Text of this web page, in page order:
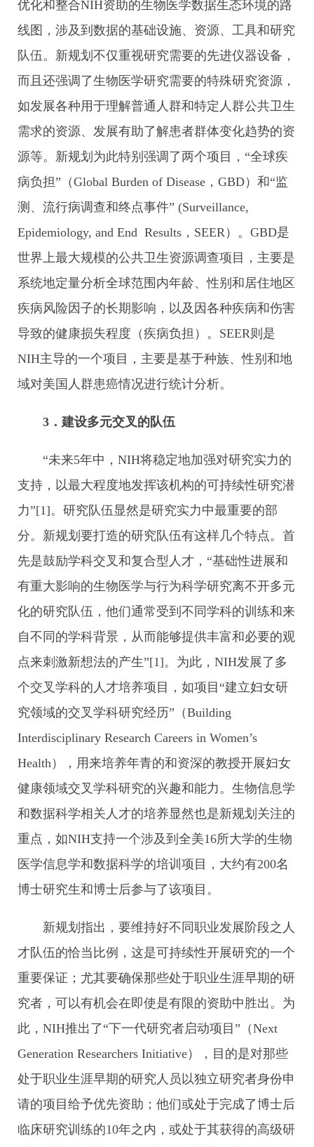
优化和整合NIH资助的生物医学数据生态环境的路
线图，涉及到数据的基础设施、资源、工具和研究
队伍。新规划不仅重视研究需要的先进仪器设备，
而且还强调了生物医学研究需要的特殊研究资源，
如发展各种用于理解普通人群和特定人群公共卫生
需求的资源、发展有助了解患者群体变化趋势的资
源等。新规划为此特别强调了两个项目，“全球疾
病负担”（Global Burden of Disease，GBD）和“监
测、流行病调查和终点事件” (Surveillance,
Epidemiology, and End Results，SEER）。GBD是
世界上最大规模的公共卫生资源调查项目，主要是
系统地定量分析全球范围内年龄、性别和居住地区
疾病风险因子的长期影响，以及因各种疾病和伤害
导致的健康损失程度（疾病负担）。SEER则是
NIH主导的一个项目，主要是基于种族、性别和地
域对美国人群患癌情况进行统计分析。
3．建设多元交叉的队伍
“未来5年中，NIH将稳定地加强对研究实力的
支持，以最大程度地发挥该机构的可持续性研究潜
力”[1]。研究队伍显然是研究实力中最重要的部
分。新规划要打造的研究队伍有这样几个特点。首
先是鼓励学科交叉和复合型人才，“基础性进展和
有重大影响的生物医学与行为科学研究离不开多元
化的研究队伍，他们通常受到不同学科的训练和来
自不同的学科背景，从而能够提供丰富和必要的观
点来刺激新想法的产生”[1]。为此，NIH发展了多
个交叉学科的人才培养项目，如项目“建立妇女研
究领域的交叉学科研究经历”（Building
Interdisciplinary Research Careers in Women’s
Health），用来培养年青的和资深的教授开展妇女
健康领域交叉学科研究的兴趣和能力。生物信息学
和数据科学相关人才的培养显然也是新规划关注的
重点，如NIH支持一个涉及到全美16所大学的生物
医学信息学和数据科学的培训项目，大约有200名
博士研究生和博士后参与了该项目。
新规划指出，要维持好不同职业发展阶段之人
才队伍的恰当比例，这是可持续性开展研究的一个
重要保证；尤其要确保那些处于职业生涯早期的研
究者，可以有机会在即使是有限的资助中胜出。为
此，NIH推出了“下一代研究者启动项目”（Next
Generation Researchers Initiative），目的是对那些
处于职业生涯早期的研究人员以独立研究者身份申
请的项目给予优先资助；他们或处于完成了博士后
临床研究训练的10年之内，或处于其获得的高级研